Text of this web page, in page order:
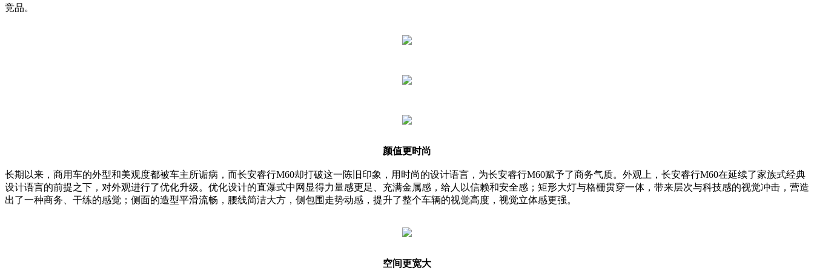
竞品。
颜值更时尚
长期以来，商用车的外型和美观度都被车主所诟病，而长安睿行M60却打破这一陈旧印象，用时尚的设计语言，为长安睿行M60赋予了商务气质。外观上，长安睿行M60在延续了家族式经典
设计语言的前提之下，对外观进行了优化升级。优化设计的直瀑式中网显得力量感更足、充满金属感，给人以信赖和安全感；矩形大灯与格栅贯穿一体，带来层次与科技感的视觉冲击，营造
出了一种商务、干练的感觉；侧面的造型平滑流畅，腰线简洁大方，侧包围走势动感，提升了整个车辆的视觉高度，视觉立体感更强。
空间更宽大